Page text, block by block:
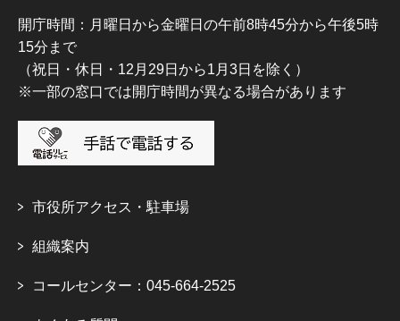
開庁時間：月曜日から金曜日の午前8時45分から午後5時
15分まで
（祝日・休日・12月29日から1月3日を除く）
※一部の窓口では開庁時間が異なる場合があります
市役所アクセス・駐車場
組織案内
コールセンター：045-664-2525